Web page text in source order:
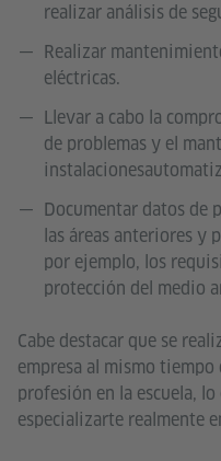
realizar análisis de
Realizar
eléctricas.
Llevar a cabo la
de problemas y el
Documentar datos de
las áreas anteriores y
por ejemplo, los
protección del medio
Cabe destacar que se
empresa al mismo
profesión en la escuela,
especializarte realmente